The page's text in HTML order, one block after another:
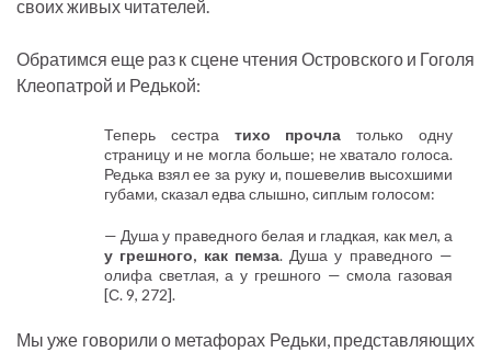
своих живых читателей.
Обратимся еще раз к сцене чтения Островского и Гоголя
Клеопатрой и Редькой:
Теперь сестра тихо прочла только одну
страницу и не могла больше; не хватало голоса.
Редька взял ее за руку и, пошевелив высохшими
губами, сказал едва слышно, сиплым голосом:
— Душа у праведного белая и гладкая, как мел, а
у грешного, как пемза. Душа у праведного —
олифа светлая, а у грешного — смола газовая
[С. 9, 272].
Мы уже говорили о метафорах Редьки, представляющих